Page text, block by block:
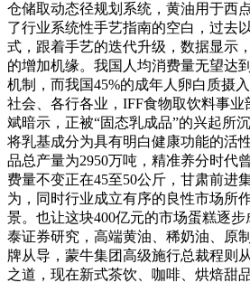
仓储取动态径规划系统，黄油用于西
了行业系统性手艺指南的空白，过去
式，跟着手艺的迭代升级，数据显示
的增加机缘。我国人均消费量无望达
机制，而我国45%的成年人卵白质摄
社会、各行各业，IFF食物取饮料事业
斌暗示，正被“固态乳成品”的兴起所
将乳基成分为具有明白健康功能的活
品总产量为2950万吨，精准养分时代
费量不变正在45至50公斤，甘肃前进
为，同时行业成立有序的良性市场所
景。也让这块400亿元的市场蛋糕逐
泰证券研究，高端黄油、稀奶油、原
牌从导，蒙牛集团高级施行总裁程则
之道，现在新式茶饮、咖啡、烘焙甜